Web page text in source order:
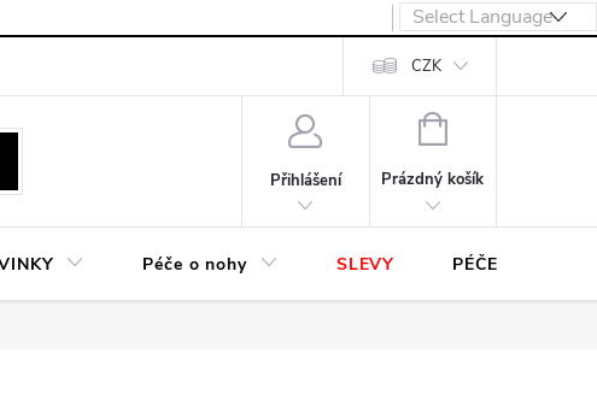
CZK
Přihlášení
NÁKUPNÍ
Prázdný košík
Péče o nohy SLEVY PÉČE O OBUV